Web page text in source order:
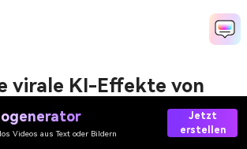
virale KI-Effekte von
Media.io
Videos aus Text oder Bildern
Jetzt
erstellen